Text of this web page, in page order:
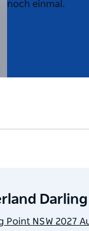
noch einmal.
Point NSW 2027